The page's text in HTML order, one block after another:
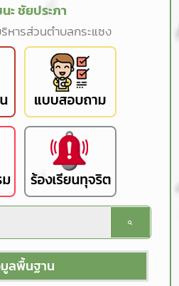
ะ ชัยประภา
หารส่วนตำบลกระแซง
ลพื้นฐาน